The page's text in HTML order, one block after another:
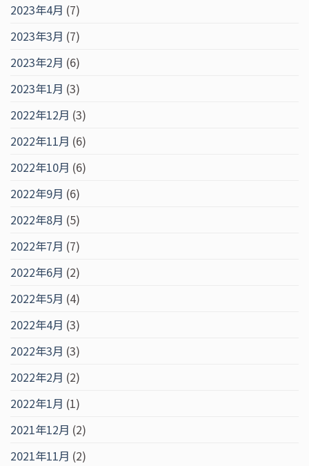
2023年4月 (7)
2023年3月 (7)
2023年2月 (6)
2023年1月 (3)
2022年12月 (3)
2022年11月 (6)
2022年10月 (6)
2022年9月 (6)
2022年8月 (5)
2022年7月 (7)
2022年6月 (2)
2022年5月 (4)
2022年4月 (3)
2022年3月 (3)
2022年2月 (2)
2022年1月 (1)
2021年12月 (2)
2021年11月 (2)